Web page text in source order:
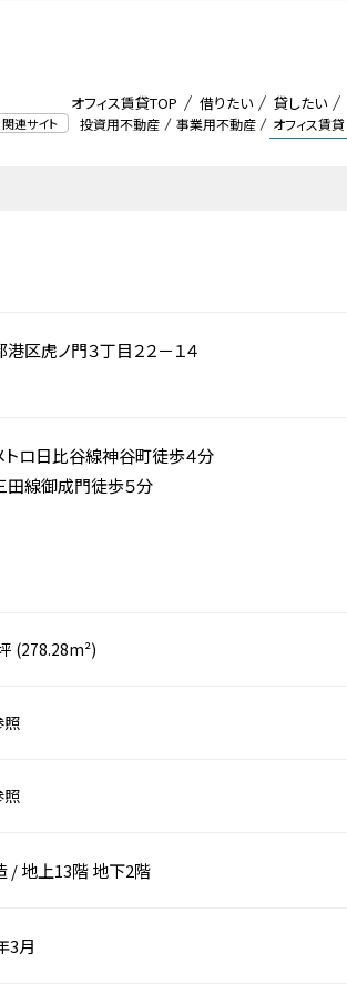
関連サイト 投資用不動産 事業用不動産 オフィス賃貸
オフィス賃貸TOP 借りたい 貸したい
区虎ノ門３丁目２２－１４
トロ日比谷線神谷町徒歩４分
田線御成門徒歩５分
(278.28m²)
照
照
/地上13階地下2階
3月